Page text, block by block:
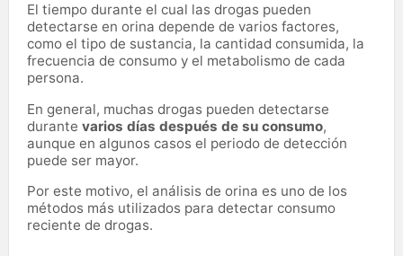
El tiempo durante el cual las drogas pueden
detectarse en orina depende de varios factores,
como el tipo de sustancia, la cantidad consumida, la
frecuencia de consumo y el metabolismo de cada
persona.
En general, muchas drogas pueden detectarse
durante varios días después de su consumo,
aunque en algunos casos el periodo de detección
puede ser mayor.
Por este motivo, el análisis de orina es uno de los
métodos más utilizados para detectar consumo
reciente de drogas.